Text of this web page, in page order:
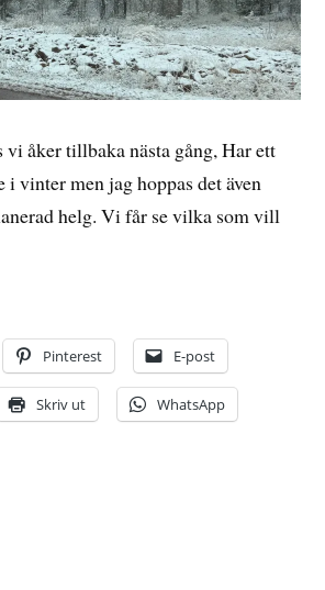
åker tillbaka nästa gång, Har ett
i vinter men jag hoppas det även
helg. Vi får se vilka som vill
Pinterest E-post
Skriv ut WhatsApp